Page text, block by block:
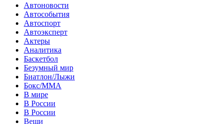
Автоновости
Автособытия
Автоспорт
Автоэксперт
Актеры
Аналитика
Баскетбол
Безумный мир
Биатлон/Лыжи
Бокс/MMA
В мире
В России
В России
Вещи